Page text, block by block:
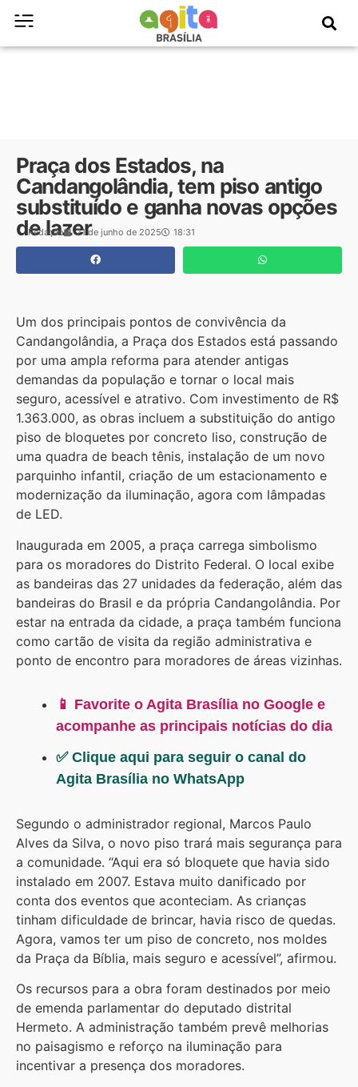
Praça dos Estados, na
Candangolândia, tem piso antigo
substituído e ganha novas opções
de lazer
Redação 21 de junho de 2025 18:31
Um dos principais pontos de convivência da
Candangolândia, a Praça dos Estados está passando
por uma ampla reforma para atender antigas
demandas da população e tornar o local mais
seguro, acessível e atrativo. Com investimento de R$
1.363.000, as obras incluem a substituição do antigo
piso de bloquetes por concreto liso, construção de
uma quadra de beach tênis, instalação de um novo
parquinho infantil, criação de um estacionamento e
modernização da iluminação, agora com lâmpadas
de LED.
Inaugurada em 2005, a praça carrega simbolismo
para os moradores do Distrito Federal. O local exibe
as bandeiras das 27 unidades da federação, além das
bandeiras do Brasil e da própria Candangolândia. Por
estar na entrada da cidade, a praça também funciona
como cartão de visita da região administrativa e
ponto de encontro para moradores de áreas vizinhas.
📱 Favorite o Agita Brasília no Google e
acompanhe as principais notícias do dia
✅ Clique aqui para seguir o canal do
Agita Brasília no WhatsApp
Segundo o administrador regional, Marcos Paulo
Alves da Silva, o novo piso trará mais segurança para
a comunidade. “Aqui era só bloquete que havia sido
instalado em 2007. Estava muito danificado por
conta dos eventos que aconteciam. As crianças
tinham dificuldade de brincar, havia risco de quedas.
Agora, vamos ter um piso de concreto, nos moldes
da Praça da Bíblia, mais seguro e acessível”, afirmou.
Os recursos para a obra foram destinados por meio
de emenda parlamentar do deputado distrital
Hermeto. A administração também prevê melhorias
no paisagismo e reforço na iluminação para
incentivar a presença dos moradores.